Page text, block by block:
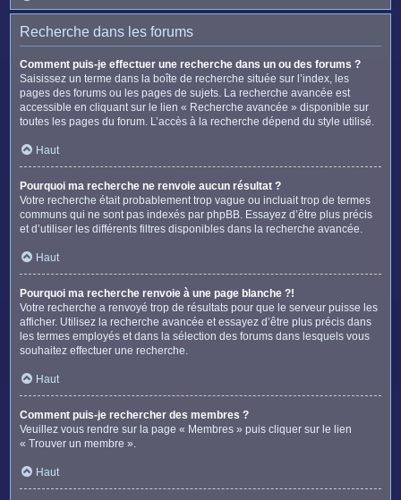
Recherche dans les forums
Comment puis-je effectuer une recherche dans un ou des forums ?
Saisissez un terme dans la boîte de recherche située sur l’index, les
pages des forums ou les pages de sujets. La recherche avancée est
accessible en cliquant sur le lien « Recherche avancée » disponible sur
toutes les pages du forum. L’accès à la recherche dépend du style utilisé.
Haut
Pourquoi ma recherche ne renvoie aucun résultat ?
Votre recherche était probablement trop vague ou incluait trop de termes
communs qui ne sont pas indexés par phpBB. Essayez d’être plus précis
et d’utiliser les différents filtres disponibles dans la recherche avancée.
Haut
Pourquoi ma recherche renvoie à une page blanche ?!
Votre recherche a renvoyé trop de résultats pour que le serveur puisse les
afficher. Utilisez la recherche avancée et essayez d’être plus précis dans
les termes employés et dans la sélection des forums dans lesquels vous
souhaitez effectuer une recherche.
Haut
Comment puis-je rechercher des membres ?
Veuillez vous rendre sur la page « Membres » puis cliquer sur le lien
« Trouver un membre ».
Haut